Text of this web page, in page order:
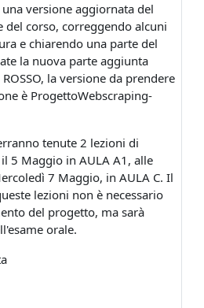
versione aggiornata del
del corso, correggendo alcuni
e chiarendo una parte del
la nuova parte aggiunta
la versione da prendere
è ProgettoWebscraping-
tenute 2 lezioni di
5 Maggio in AULA A1, alle
7 Maggio, in AULA C. Il
lezioni non è necessario
del progetto, ma sarà
orale.